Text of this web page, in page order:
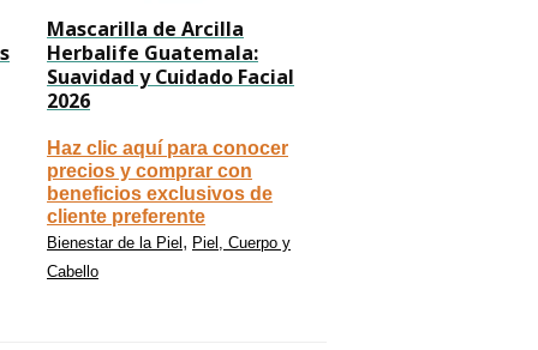
Mascarilla de Arcilla
Herbalife Guatemala:
Suavidad y Cuidado Facial
2026
Haz clic aquí para conocer
precios y comprar con
beneficios exclusivos de
cliente preferente
Bienestar de la Piel , Piel, Cuerpo y
Cabello